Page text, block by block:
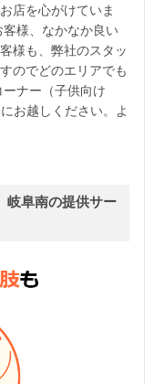
店を心がけていま
様、なかなか良い
様も、弊社のスタッ
のでどのエリアでも
ナー（子供向け
お越しください。よ
阜南の提供サー